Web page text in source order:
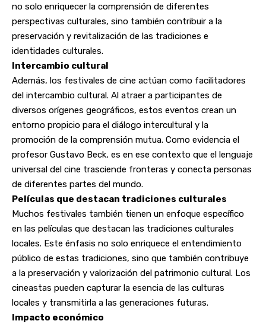
no solo enriquecer la comprensión de diferentes
perspectivas culturales, sino también contribuir a la
preservación y revitalización de las tradiciones e
identidades culturales.
Intercambio cultural
Además, los festivales de cine actúan como facilitadores
del intercambio cultural. Al atraer a participantes de
diversos orígenes geográficos, estos eventos crean un
entorno propicio para el diálogo intercultural y la
promoción de la comprensión mutua. Como evidencia el
profesor Gustavo Beck, es en ese contexto que el lenguaje
universal del cine trasciende fronteras y conecta personas
de diferentes partes del mundo.
Películas que destacan tradiciones culturales
Muchos festivales también tienen un enfoque específico
en las películas que destacan las tradiciones culturales
locales. Este énfasis no solo enriquece el entendimiento
público de estas tradiciones, sino que también contribuye
a la preservación y valorización del patrimonio cultural. Los
cineastas pueden capturar la esencia de las culturas
locales y transmitirla a las generaciones futuras.
Impacto económico